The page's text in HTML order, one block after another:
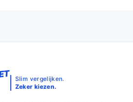
Slim vergelijken.
Zeker kiezen.